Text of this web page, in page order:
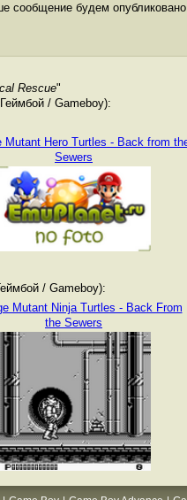
сообщение будем
Rescue"
/ Gameboy):
Mutant Hero Turtles - Back from
Sewers
/ Gameboy):
Mutant Ninja Turtles - Back From
the Sewers